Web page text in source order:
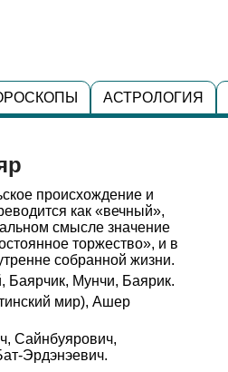
АСТРОЛОГИЯ
происхождение и
как «вечный»,
смысле значение
торжество», и в
собранной жизни.
Баярчик, Мунчи, Баярик.
мир), Ашер
Сайнбуярович,
Эрдэнэевич.